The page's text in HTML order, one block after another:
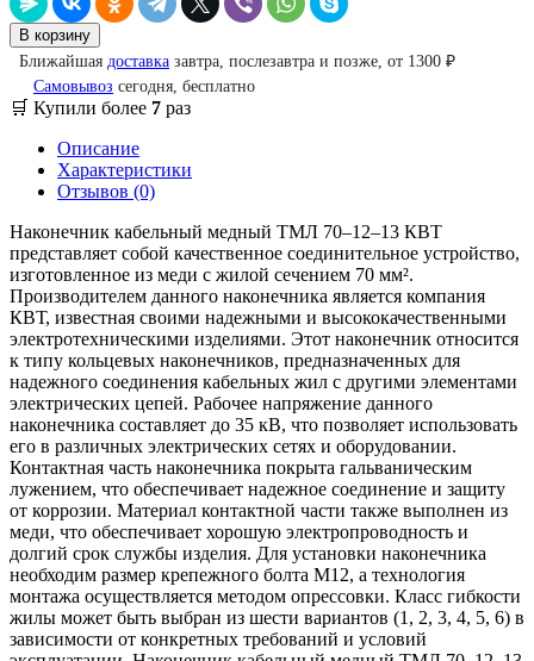
В корзину
Ближайшая доставка завтра, послезавтра и позже, от 1300 ₽
Самовывоз сегодня, бесплатно
🛒 Купили более 7 раз
Описание
Характеристики
Отзывов (0)
Наконечник кабельный медный ТМЛ 70–12–13 КВТ
представляет собой качественное соединительное устройство,
изготовленное из меди с жилой сечением 70 мм².
Производителем данного наконечника является компания
КВТ, известная своими надежными и высококачественными
электротехническими изделиями. Этот наконечник относится
к типу кольцевых наконечников, предназначенных для
надежного соединения кабельных жил с другими элементами
электрических цепей. Рабочее напряжение данного
наконечника составляет до 35 кВ, что позволяет использовать
его в различных электрических сетях и оборудовании.
Контактная часть наконечника покрыта гальваническим
лужением, что обеспечивает надежное соединение и защиту
от коррозии. Материал контактной части также выполнен из
меди, что обеспечивает хорошую электропроводность и
долгий срок службы изделия. Для установки наконечника
необходим размер крепежного болта М12, а технология
монтажа осуществляется методом опрессовки. Класс гибкости
жилы может быть выбран из шести вариантов (1, 2, 3, 4, 5, 6) в
зависимости от конкретных требований и условий